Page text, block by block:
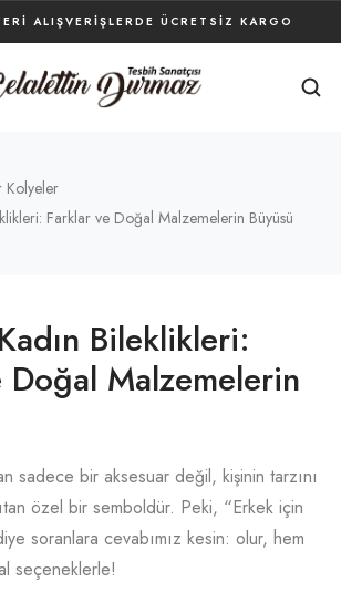
ALIŞVERIŞLERDE ÜCRETSIZ KARGO
Kolyeler
Farklar ve Doğal Malzemelerin Büyüsü
Bileklikleri:
Doğal Malzemelerin
sadece bir aksesuar değil, kişinin tarzını
özel bir semboldür. Peki, “Erkek için
soranlara cevabımız kesin: olur, hem
seçeneklerle!